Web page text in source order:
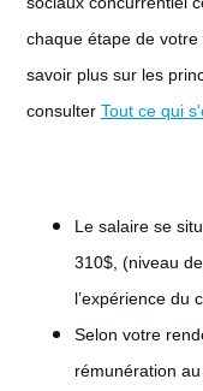
chaque étape de
savoir plus sur les
consulter Tout ce qui
Le salaire se
310$, (niveau
l’expérience du
Selon votre
rémunération